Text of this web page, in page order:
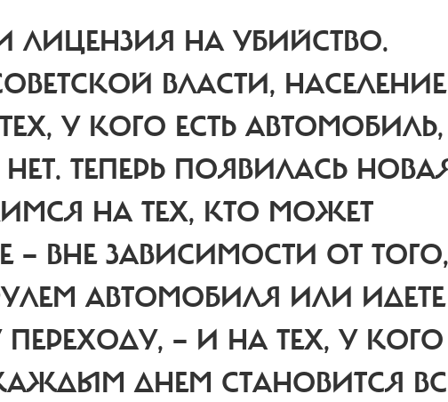
ЛИЦЕНЗИЯ НА УБИЙСТВО.
ВЛАСТИ,
У КОГО ЕСТЬ
ТЕПЕРЬ ПОЯВИЛАСЬ
НА ТЕХ, КТО МОЖЕТ
ВНЕ ЗАВИСИМОСТИ ОТ ТОГО,
АВТОМОБИЛЯ ИЛИ ИДЕТЕ
— И НА ТЕХ, У КОГО
ДНЕМ СТАНОВИТСЯ